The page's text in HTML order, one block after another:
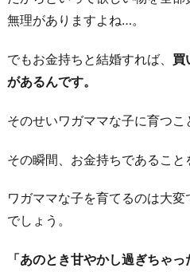
無理がありますよね…。
でもお金持ちと結婚すれば、 買
があるんです。
そのせいワガママな子に育つこ
その瞬間、お金持ちであること
ワガママな子を育てるのは大
でしょう。
「あのとき甘やかし過ぎちゃっ